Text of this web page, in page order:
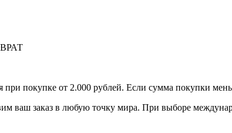
при покупке от 2.000 рублей. Если сумма покупки
ваш заказ в любую точку мира. При выборе